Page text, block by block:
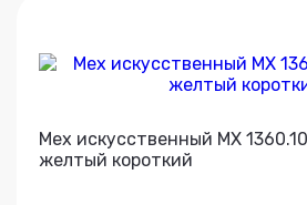
Мех искусственный МХ
желтый короткий